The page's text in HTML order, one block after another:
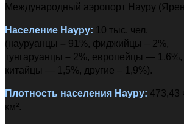
Международный аэропорт Науру
Население Науру: 10 тыс. чел.
(науруанцы – 91%, фиджийцы – 2%,
тунгаруанцы – 2%, европейцы — 1,6%,
китайцы — 1,5%, другие – 1,9%).
Плотность населения Науру: 473,43
км².